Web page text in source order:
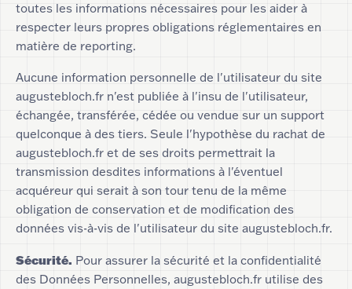
toutes les informations nécessaires pour les aider à
respecter leurs propres obligations réglementaires en
matière de reporting.
Aucune information personnelle de l'utilisateur du site
augustebloch.fr n'est publiée à l'insu de l'utilisateur,
échangée, transférée, cédée ou vendue sur un support
quelconque à des tiers. Seule l'hypothèse du rachat de
augustebloch.fr et de ses droits permettrait la
transmission desdites informations à l'éventuel
acquéreur qui serait à son tour tenu de la même
obligation de conservation et de modification des
données vis-à-vis de l'utilisateur du site augustebloch.fr.
Sécurité. Pour assurer la sécurité et la confidentialité
des Données Personnelles, augustebloch.fr utilise des